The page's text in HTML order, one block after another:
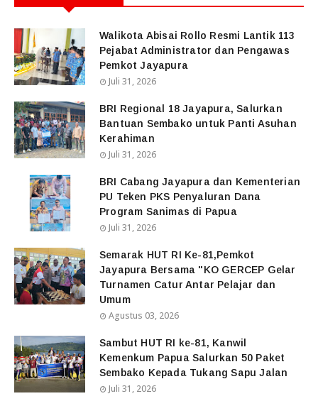
Walikota Abisai Rollo Resmi Lantik 113
Pejabat Administrator dan Pengawas
Pemkot Jayapura
Juli 31, 2026
BRI Regional 18 Jayapura, Salurkan
Bantuan Sembako untuk Panti Asuhan
Kerahiman
Juli 31, 2026
BRI Cabang Jayapura dan Kementerian
PU Teken PKS Penyaluran Dana
Program Sanimas di Papua
Juli 31, 2026
Semarak HUT RI Ke-81,Pemkot
Jayapura Bersama "KO GERCEP Gelar
Turnamen Catur Antar Pelajar dan
Umum
Agustus 03, 2026
Sambut HUT RI ke-81, Kanwil
Kemenkum Papua Salurkan 50 Paket
Sembako Kepada Tukang Sapu Jalan
Juli 31, 2026